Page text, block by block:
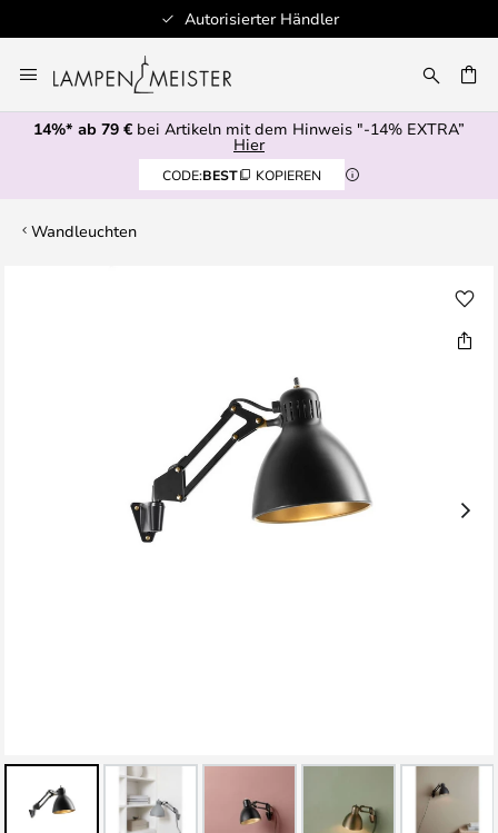
Autorisierter Händler
Inhalt
springen
14%* ab 79 € bei Artikeln mit dem Hinweis "-14% EXTRA”
Hier
CODE:BEST KOPIEREN
Wandleuchten